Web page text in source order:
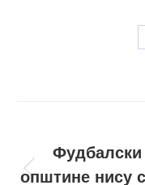
Фудбалски
општине нису